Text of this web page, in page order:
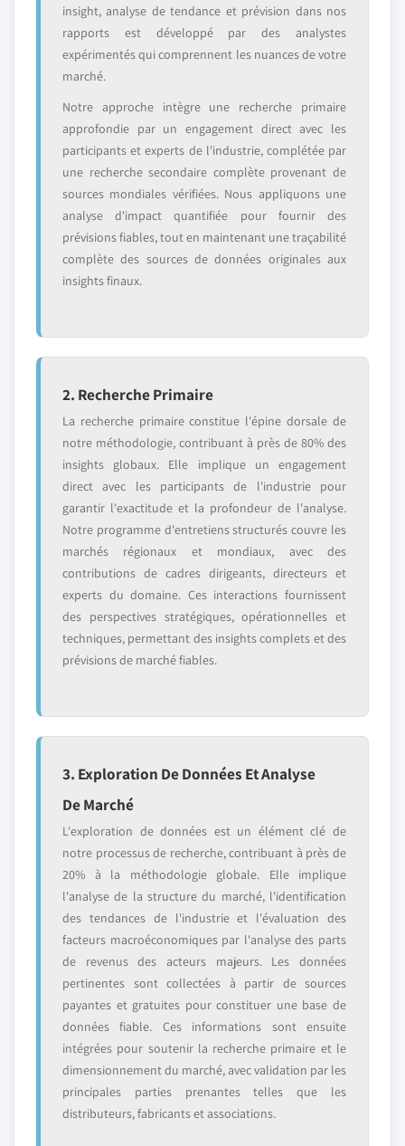
insight, analyse de tendance et prévision dans nos
rapports est développé par des analystes
expérimentés qui comprennent les nuances de votre
marché.
Notre approche intègre une recherche primaire
approfondie par un engagement direct avec les
participants et experts de l'industrie, complétée par
une recherche secondaire complète provenant de
sources mondiales vérifiées. Nous appliquons une
analyse d'impact quantifiée pour fournir des
prévisions fiables, tout en maintenant une traçabilité
complète des sources de données originales aux
insights finaux.
2. Recherche Primaire
La recherche primaire constitue l'épine dorsale de
notre méthodologie, contribuant à près de 80% des
insights globaux. Elle implique un engagement
direct avec les participants de l'industrie pour
garantir l'exactitude et la profondeur de l'analyse.
Notre programme d'entretiens structurés couvre les
marchés régionaux et mondiaux, avec des
contributions de cadres dirigeants, directeurs et
experts du domaine. Ces interactions fournissent
des perspectives stratégiques, opérationnelles et
techniques, permettant des insights complets et des
prévisions de marché fiables.
3. Exploration De Données Et Analyse
De Marché
L'exploration de données est un élément clé de
notre processus de recherche, contribuant à près de
20% à la méthodologie globale. Elle implique
l'analyse de la structure du marché, l'identification
des tendances de l'industrie et l'évaluation des
facteurs macroéconomiques par l'analyse des parts
de revenus des acteurs majeurs. Les données
pertinentes sont collectées à partir de sources
payantes et gratuites pour constituer une base de
données fiable. Ces informations sont ensuite
intégrées pour soutenir la recherche primaire et le
dimensionnement du marché, avec validation par les
principales parties prenantes telles que les
distributeurs, fabricants et associations.